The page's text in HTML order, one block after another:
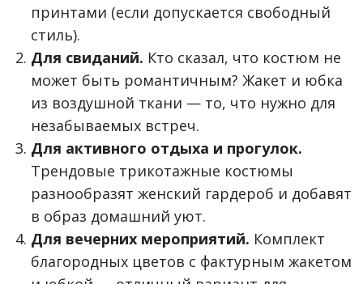
принтами (если допускается свободный
стиль).
Для свиданий. Кто сказал, что костюм не
может быть романтичным? Жакет и юбка
из воздушной ткани — то, что нужно для
незабываемых встреч.
Для активного отдыха и прогулок.
Трендовые трикотажные костюмы
разнообразят женский гардероб и добавят
в образ домашний уют.
Для вечерних мероприятий. Комплект
благородных цветов с фактурным жакетом